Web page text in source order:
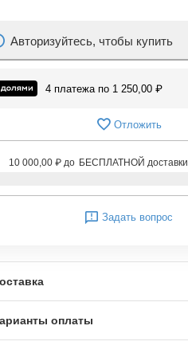
Авторизуйтесь, чтобы купить
4 платежа по 1 250,00 ₽
Отложить
10 000,00 ₽ до БЕСПЛАТНОЙ доставки
Задать вопрос
оплаты